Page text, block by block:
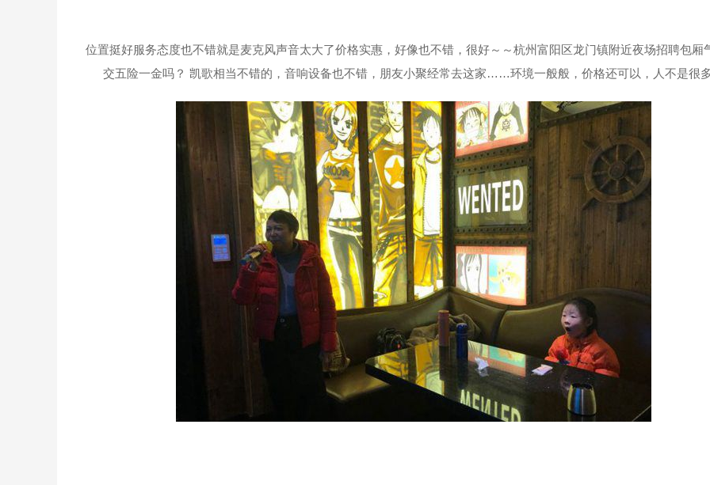
位置挺好服务态度也不错就是麦克风声音太大了价格实惠，好像也不错，很好～～杭州富阳区龙门镇附近夜场招聘包厢
交五险一金吗？ 凯歌相当不错的，音响设备也不错，朋友小聚经常去这家……环境一般般，价格还可以，人不是很多